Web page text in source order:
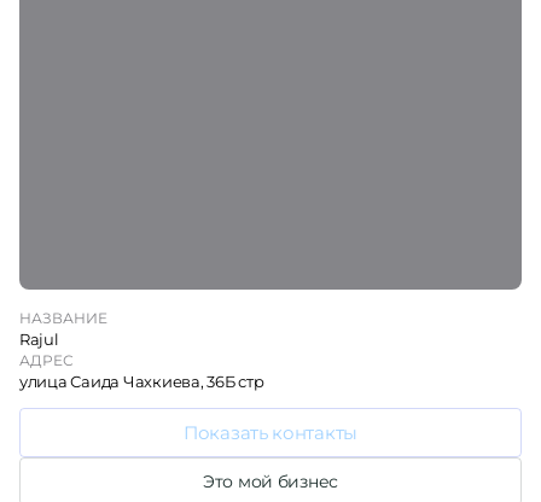
НАЗВАНИЕ
Rajul
АДРЕС
улица Саида Чахкиева, 36Б стр
Показать контакты
Это мой бизнес